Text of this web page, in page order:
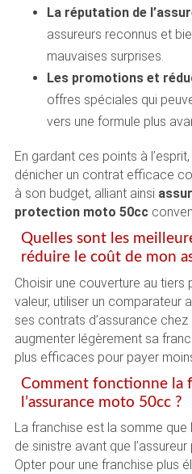
La réputation de
assureurs reconnus et
mauvaises surprises.
Les promotions et
offres spéciales qui
vers une formule plus
En gardant ces points à
dénicher un contrat efficace
à son budget, alliant ainsi
protection moto 50cc
Quelles sont les
réduire le coût de mon
Choisir une couverture au
valeur, utiliser un comparateur
ses contrats d’assurance
augmenter légèrement sa
plus efficaces pour payer
Comment fonctionne la
l’assurance moto 50cc ?
La franchise est la somme que
de sinistre avant que
Opter pour une franchise plus